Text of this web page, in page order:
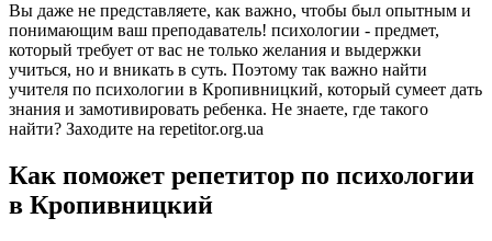
Вы даже не представляете, как важно, чтобы был опытным и
понимающим ваш преподаватель! психологии - предмет,
который требует от вас не только желания и выдержки
учиться, но и вникать в суть. Поэтому так важно найти
учителя по психологии в Кропивницкий, который сумеет дать
знания и замотивировать ребенка. Не знаете, где такого
найти? Заходите на repetitor.org.ua
Как поможет репетитор по психологии
в Кропивницкий